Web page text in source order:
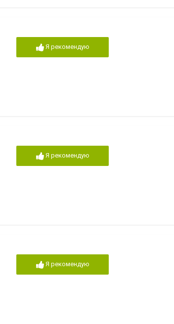
Я рекомендую
Я рекомендую
Я рекомендую